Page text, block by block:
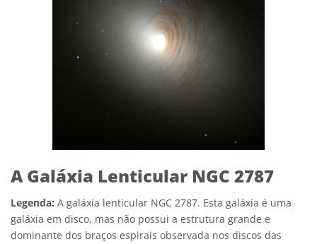
A Galáxia Lenticular NGC 2787
Legenda: A galáxia lenticular NGC 2787. Esta galáxia é uma
galáxia em disco, mas não possui a estrutura grande e
dominante dos braços espirais observada nos discos das